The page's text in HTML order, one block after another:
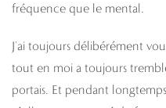
fréquence que le mental.
J’ai toujours délibérément
tout en moi a toujours
portais. Et pendant